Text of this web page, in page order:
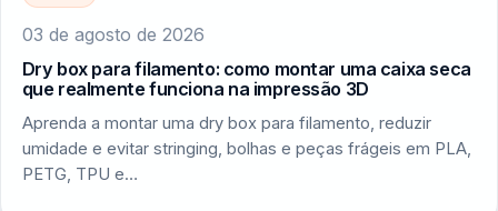
03 de agosto de 2026
Dry box para filamento: como montar uma caixa seca
que realmente funciona na impressão 3D
Aprenda a montar uma dry box para filamento, reduzir
umidade e evitar stringing, bolhas e peças frágeis em PLA,
PETG, TPU e…